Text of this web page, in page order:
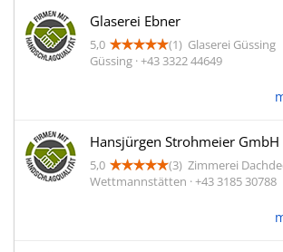
Glaserei Ebner
5,0 (1) Glaserei Güssing
Güssing · +43 3322 44649
Hansjürgen Strohmeier GmbH
5,0 (3) Zimmerei
Wettmannstätten · +43 3185 30788